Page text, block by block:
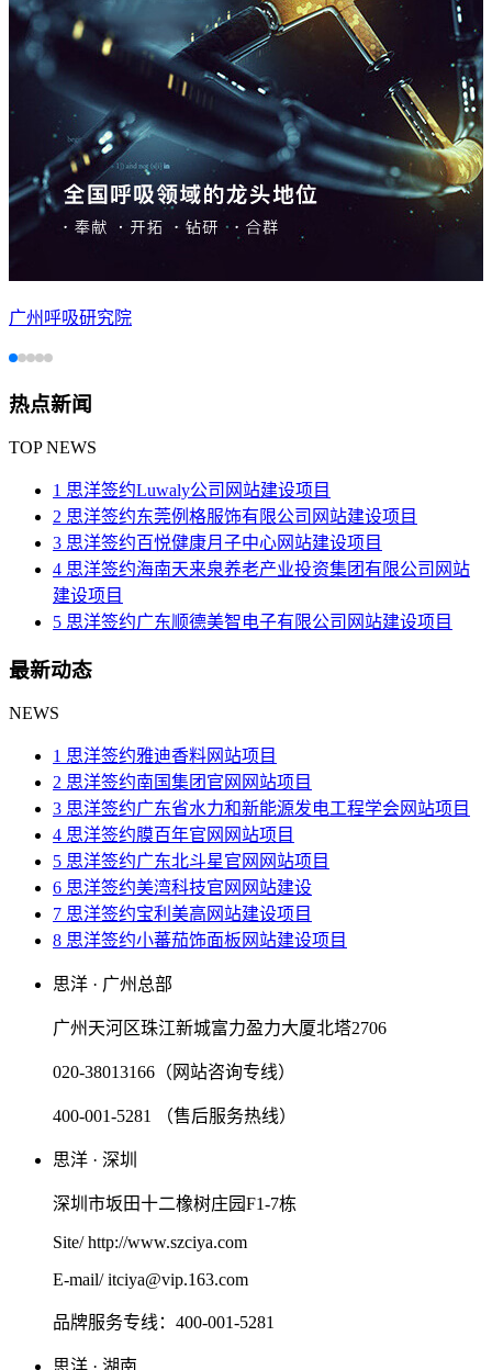
广州呼吸研究院
热点新闻
TOP NEWS
1 思洋签约Luwaly公司网站建设项目
2 思洋签约东莞例格服饰有限公司网站建设项目
3 思洋签约百悦健康月子中心​网站建设项目
4 思洋签约海南天来泉养老产业投资集团有限公司网站
建设项目
5 思洋签约广东顺德美智电子有限公司网站建设项目
最新动态
NEWS
1 思洋签约雅迪香料网站项目
2 思洋签约南国集团官网网站项目
3 思洋签约广东省水力和新能源发电工程学会网站项目
4 思洋签约膜百年官网网站项目
5 思洋签约广东北斗星官网网站项目
6 思洋签约美湾科技官网网站建设
7 思洋签约宝利美高网站建设项目
8 思洋签约小蕃茄饰面板网站建设项目
思洋 · 广州总部
广州天河区珠江新城富力盈力大厦北塔2706
020-38013166（网站咨询专线）
400-001-5281 （售后服务热线）
思洋 · 深圳
深圳市坂田十二橡树庄园F1-7栋
Site/ http://www.szciya.com
E-mail/ itciya@vip.163.com
品牌服务专线：400-001-5281